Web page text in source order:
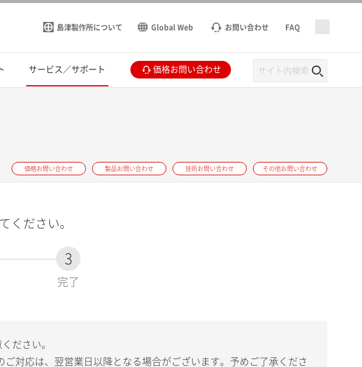
島津製作所について Global Web お問い合わせ FAQ
サービス／サポート 価格お問い合わせ
価格お問い合わせ 製品お問い合わせ 技術お問い合わせ その他お問い合わせ
ください。
3
完了
ださい。
ご対応は、翌営業日以降となる場合がございます。予めご了承くださ